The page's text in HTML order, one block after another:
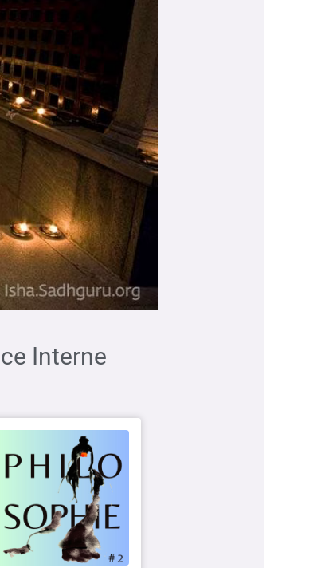
Interne